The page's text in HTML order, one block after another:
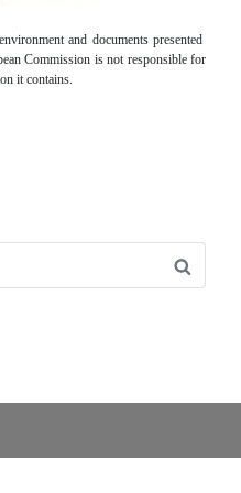
and documents presented
Commission is not responsible for
it contains.